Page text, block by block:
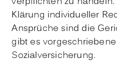
Klärung individueller
Ansprüche sind die
gibt es
Sozialversicherung.